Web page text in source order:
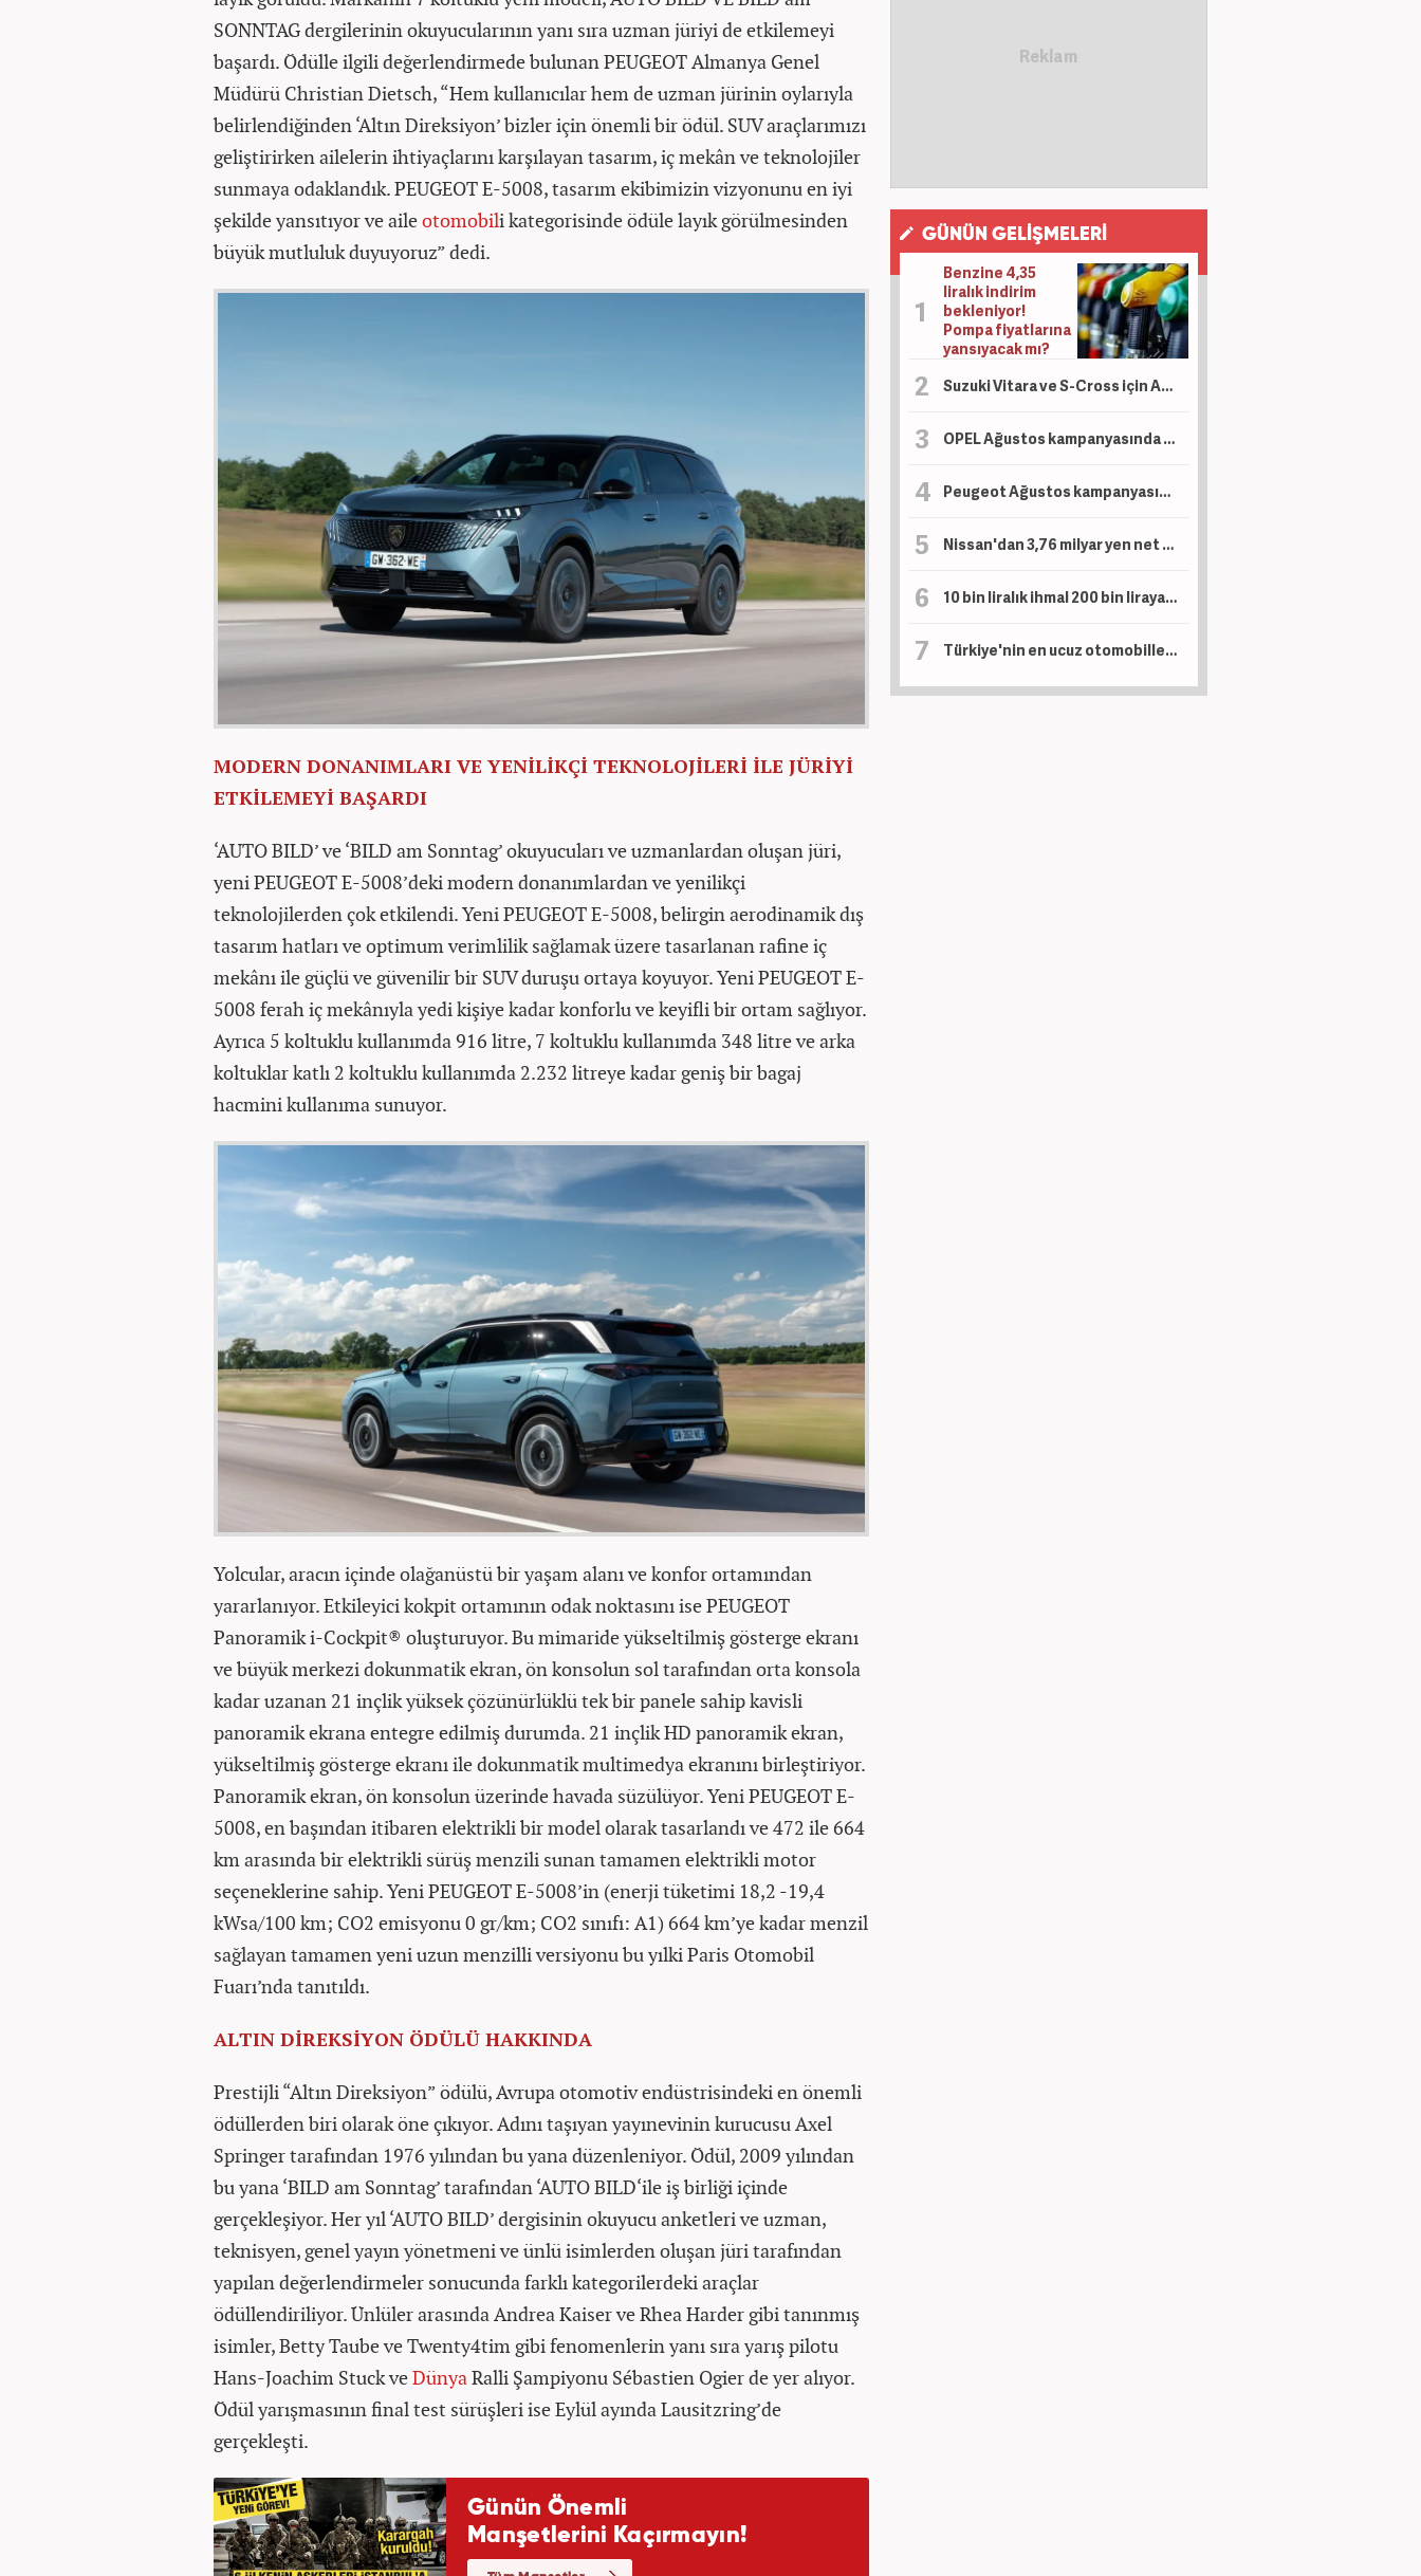
SONNTAG dergilerinin okuyucularının yanı sıra uzman jüriyi de etkilemeyi
başardı. Ödülle ilgili değerlendirmede bulunan PEUGEOT Almanya Genel
Müdürü Christian Dietsch, “Hem kullanıcılar hem de uzman jürinin oylarıyla
belirlendiğinden ‘Altın Direksiyon’ bizler için önemli bir ödül. SUV araçlarımızı
geliştirirken ailelerin ihtiyaçlarını karşılayan tasarım, iç mekân ve teknolojiler
sunmaya odaklandık. PEUGEOT E-5008, tasarım ekibimizin vizyonunu en iyi
şekilde yansıtıyor ve aileotomobili kategorisinde ödüle layık görülmesinden
büyük mutluluk duyuyoruz” dedi.
MODERN DONANIMLARI VE YENİLİKÇİ TEKNOLOJİLERİ İLE JÜRİYİ
ETKİLEMEYİ BAŞARDI
‘AUTO BILD’ ve ‘BILD am Sonntag’ okuyucuları ve uzmanlardan oluşan jüri,
yeni PEUGEOT E-5008’deki modern donanımlardan ve yenilikçi
teknolojilerden çok etkilendi. Yeni PEUGEOT E-5008, belirgin aerodinamik dış
tasarım hatları ve optimum verimlilik sağlamak üzere tasarlanan rafine iç
mekânı ile güçlü ve güvenilir bir SUV duruşu ortaya koyuyor. Yeni PEUGEOT E-
5008 ferah iç mekânıyla yedi kişiye kadar konforlu ve keyifli bir ortam sağlıyor.
Ayrıca 5 koltuklu kullanımda 916 litre, 7 koltuklu kullanımda 348 litre ve arka
koltuklar katlı 2 koltuklu kullanımda 2.232 litreye kadar geniş bir bagaj
hacmini kullanıma sunuyor.
Yolcular, aracın içinde olağanüstü bir yaşam alanı ve konfor ortamından
yararlanıyor. Etkileyici kokpit ortamının odak noktasını ise PEUGEOT
Panoramik i-Cockpit® oluşturuyor. Bu mimaride yükseltilmiş gösterge ekranı
ve büyük merkezi dokunmatik ekran, ön konsolun sol tarafından orta konsola
kadar uzanan 21 inçlik yüksek çözünürlüklü tek bir panele sahip kavisli
panoramik ekrana entegre edilmiş durumda. 21 inçlik HD panoramik ekran,
yükseltilmiş gösterge ekranı ile dokunmatik multimedya ekranını birleştiriyor.
Panoramik ekran, ön konsolun üzerinde havada süzülüyor. Yeni PEUGEOT E-
5008, en başından itibaren elektrikli bir model olarak tasarlandı ve 472 ile 664
km arasında bir elektrikli sürüş menzili sunan tamamen elektrikli motor
seçeneklerine sahip. Yeni PEUGEOT E-5008’in (enerji tüketimi 18,2 -19,4
kWsa/100 km; CO2 emisyonu 0 gr/km; CO2 sınıfı: A1) 664 km’ye kadar menzil
sağlayan tamamen yeni uzun menzilli versiyonu bu yılki Paris Otomobil
Fuarı’nda tanıtıldı.
ALTIN DİREKSİYON ÖDÜLÜ HAKKINDA
Prestijli “Altın Direksiyon” ödülü, Avrupa otomotiv endüstrisindeki en önemli
ödüllerden biri olarak öne çıkıyor. Adını taşıyan yayınevinin kurucusu Axel
Springer tarafından 1976 yılından bu yana düzenleniyor. Ödül, 2009 yılından
bu yana ‘BILD am Sonntag’ tarafından ‘AUTO BILD‘ile iş birliği içinde
gerçekleşiyor. Her yıl ‘AUTO BILD’ dergisinin okuyucu anketleri ve uzman,
teknisyen, genel yayın yönetmeni ve ünlü isimlerden oluşan jüri tarafından
yapılan değerlendirmeler sonucunda farklı kategorilerdeki araçlar
ödüllendiriliyor. Ünlüler arasında Andrea Kaiser ve Rhea Harder gibi tanınmış
isimler, Betty Taube ve Twenty4tim gibi fenomenlerin yanı sıra yarış pilotu
Hans-Joachim Stuck veDünyaRalli Şampiyonu Sébastien Ogier de yer alıyor.
Ödül yarışmasının final test sürüşleri ise Eylül ayında Lausitzring’de
gerçekleşti.
GÜNÜN GELİŞMELERİ
Benzine 4,35
liralık indirim
bekleniyor!
Pompa fiyatlarına
yansıyacak mı?
Suzuki Vitara ve S-Cross için Ağustos hamlesi: Sıfır faizli finansman ve takas desteği
OPEL Ağustos kampanyasında ticari araçlara sıfır faizli 1 Milyon TL kredi tanımladı
Peugeot Ağustos kampanyasında sıfır faiz ve 1 Milyon TL kredi dönemini başlattı
Nissan'dan 3,76 milyar yen net kar
10 bin liralık ihmal 200 bin liraya patlıyor: Uzun yola çıkacak sürücüler dikkat!
Türkiye'nin en ucuz otomobilleri belli oldu: Marka marka o liste...